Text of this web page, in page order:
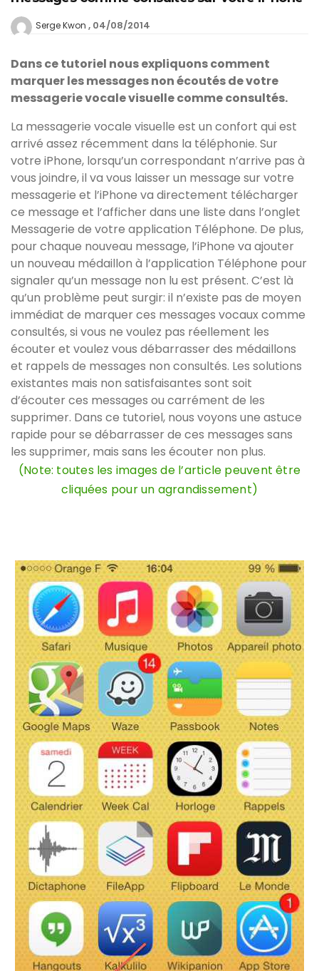
Serge Kwon 04/08/2014
Dans ce tutoriel nous expliquons comment
marquer les messages non écoutés de votre
messagerie vocale visuelle comme consultés.
La messagerie vocale visuelle est un confort qui est
arrivé assez récemment dans la téléphonie. Sur
votre iPhone, lorsqu’un correspondant n’arrive pas à
vous joindre, il va vous laisser un message sur votre
messagerie et l’iPhone va directement télécharger
ce message et l’afficher dans une liste dans l’onglet
Messagerie de votre application Téléphone. De plus,
pour chaque nouveau message, l’iPhone va ajouter
un nouveau médaillon à l’application Téléphone pour
signaler qu’un message non lu est présent. C’est là
qu’un problème peut surgir: il n’existe pas de moyen
immédiat de marquer ces messages vocaux comme
consultés, si vous ne voulez pas réellement les
écouter et voulez vous débarrasser des médaillons
et rappels de messages non consultés. Les solutions
existantes mais non satisfaisantes sont soit
d’écouter ces messages ou carrément de les
supprimer. Dans ce tutoriel, nous voyons une astuce
rapide pour se débarrasser de ces messages sans
les supprimer, mais sans les écouter non plus.
(Note: toutes les images de l’article peuvent être
cliquées pour un agrandissement)